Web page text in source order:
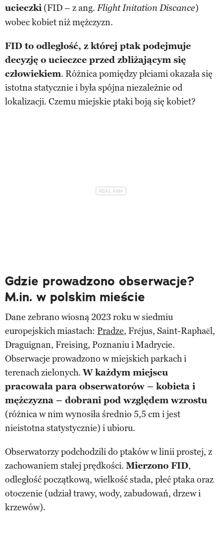
ucieczki (FID – z ang.Flight Initation Discance)
wobec kobiet niż mężczyzn.
FID to odległość, z której ptak podejmuje
decyzję o ucieczce przed zbliżającym się
człowiekiem. Różnica pomiędzy płciami okazała się
istotna statycznie i była spójna niezależnie od
lokalizacji. Czemu miejskie ptaki boją się kobiet?
Gdzie prowadzono obserwacje?
M.in. w polskim mieście
Dane zebrano wiosną 2023 roku w siedmiu
europejskich miastach: Pradze, Fréjus, Saint-Raphaël,
Draguignan, Freising, Poznaniu i Madrycie.
Obserwacje prowadzono w miejskich parkach i
terenach zielonych.W każdym miejscu
pracowała para obserwatorów – kobieta i
mężczyzna – dobrani pod względem wzrostu
(różnica w nim wynosiła średnio 5,5 cm i jest
nieistotna statystycznie) i ubioru.
Obserwatorzy podchodzili do ptaków w linii prostej, z
zachowaniem stałej prędkości. Mierzono FID,
odległość początkową, wielkość stada, płeć ptaka oraz
otoczenie (udział trawy, wody, zabudowań, drzew i
krzewów).